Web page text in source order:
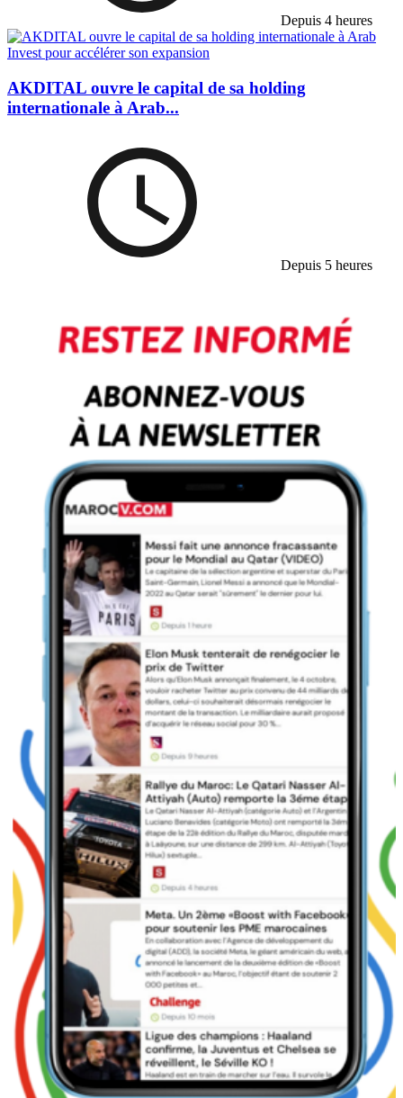
Depuis 4 heures
AKDITAL ouvre le capital de sa holding
internationale à Arab...
Depuis 5 heures